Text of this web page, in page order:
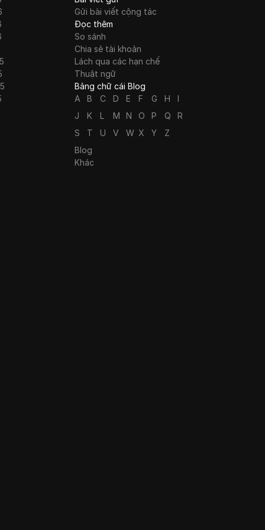
Gửi bài viết cộng tác
Đọc thêm
So sánh
Chia sẻ tài khoản
Lách qua các hạn chế
Thuật ngữ
Bảng chữ cái Blog
A
B C D E F G H
I
J
K L M N O P Q
R
S
T U V W X Y
Z
Blog
Khác